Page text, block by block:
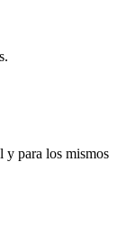
y para los mismos